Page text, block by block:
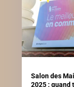
Salon des
2025 :